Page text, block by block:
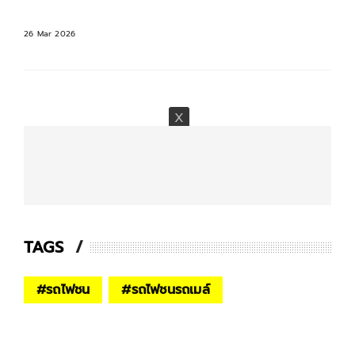
26 Mar 2026
TAGS
#รถไฟชน #รถไฟชนรถเมล์